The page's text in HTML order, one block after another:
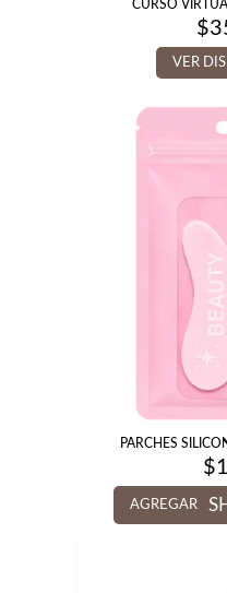
CURSO
$
VER
PARCHES
$
AGREGAR